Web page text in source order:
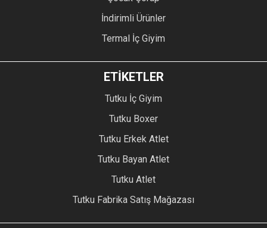
İndirimli Ürünler
Termal İç Giyim
ETİKETLER
Tutku İç Giyim
Tutku Boxer
Tutku Erkek Atlet
Tutku Bayan Atlet
Tutku Atlet
Tutku Fabrika Satış Mağazası